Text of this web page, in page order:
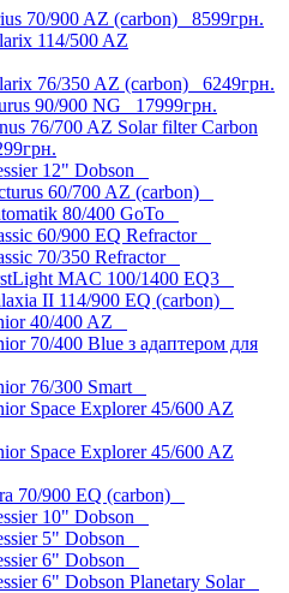
70/900 AZ (carbon) 8599грн.
114/500 AZ
76/350 AZ (carbon) 6249грн.
90/900 NG 17999грн.
76/700 AZ Solar filter Carbon
12" Dobson
60/700 AZ (carbon)
80/400 GoTo
60/900 EQ Refractor
70/350 Refractor
MAC 100/1400 EQ3
II 114/900 EQ (carbon)
40/400 AZ
70/400 Blue з адаптером для
76/300 Smart
Space Explorer 45/600 AZ
Space Explorer 45/600 AZ
70/900 EQ (carbon)
10" Dobson
5" Dobson
6" Dobson
6" Dobson Planetary Solar